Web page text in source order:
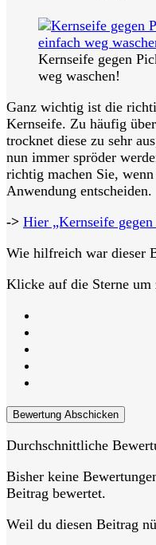
Kernseife gegen
weg waschen!
Ganz wichtig ist die
Kernseife. Zu häufig
trocknet diese zu sehr
nun immer spröder
richtig machen Sie,
Anwendung entscheiden.
-> Hier „Kernseife
Wie hilfreich war dieser
Klicke auf die Sterne um
Bewertung Abschicken
Durchschnittliche
Bisher keine
Beitrag bewertet.
Weil du diesen Beitrag